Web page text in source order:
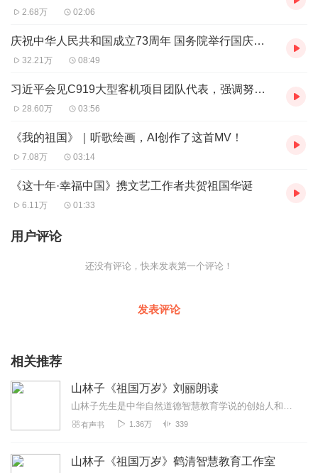
2.68万 02:06
庆祝中华人民共和国成立73周年 国务院举行国庆招待会 习近平等出席
32.21万 08:49
习近平会见C919大型客机项目团队代表，强调努力实现我国高端装备制造更多重大突破
28.60万 03:56
《我的祖国》｜听歌绘画，AI创作了这首MV！
7.08万 03:14
《这十年·幸福中国》携文艺工作者共贺祖国华诞
6.11万 01:33
用户评论
还没有评论，快来发表第一个评论！
发表评论
相关推荐
山林子《祖国万岁》刘丽朗读
山林子先生是中华自然道德智慧教育学说的创始人和践行者。山林子先生以回归人类自然道德本体文化精神、复兴中华民族优秀传统自然道德智慧文化和中华自然道德智慧精神为己任...
有声书 1.36万 339
山林子《祖国万岁》鹤清智慧教育工作室